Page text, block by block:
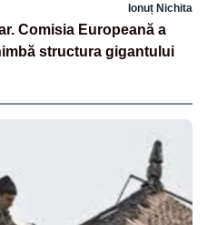
Ionuț Nichita
Comisia Europeană a
structura gigantului